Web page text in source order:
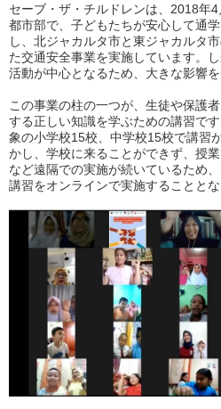
セーブ・ザ・チルドレンは、2018年
都市部で、子どもたちが安心して通
し、北ジャカルタ市と東ジャカルタ
た交通安全事業を実施しています。
活動が中心となるため、大きな影響を
この事業の柱の一つが、生徒や保護
する正しい知識を学ぶための講習で
象の小学校15校、中学校15校で講習
かし、学校に来ることができず、授
など遠隔での実施が続いているため
講習をオンラインで実施することとな